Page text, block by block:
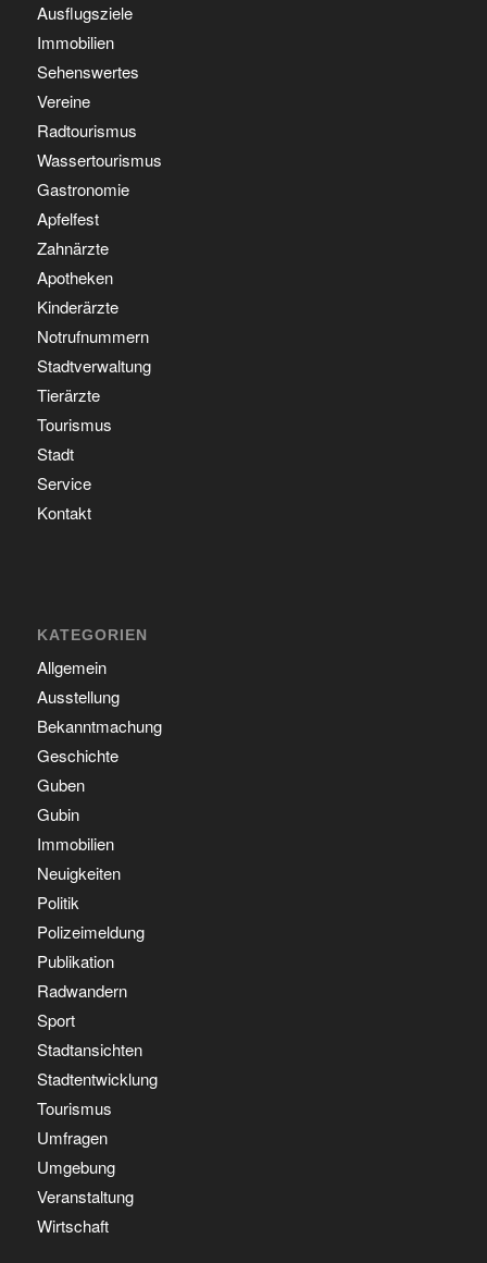
Ausflugsziele
Immobilien
Sehenswertes
Vereine
Radtourismus
Wassertourismus
Gastronomie
Apfelfest
Zahnärzte
Apotheken
Kinderärzte
Notrufnummern
Stadtverwaltung
Tierärzte
Tourismus
Stadt
Service
Kontakt
KATEGORIEN
Allgemein
Ausstellung
Bekanntmachung
Geschichte
Guben
Gubin
Immobilien
Neuigkeiten
Politik
Polizeimeldung
Publikation
Radwandern
Sport
Stadtansichten
Stadtentwicklung
Tourismus
Umfragen
Umgebung
Veranstaltung
Wirtschaft